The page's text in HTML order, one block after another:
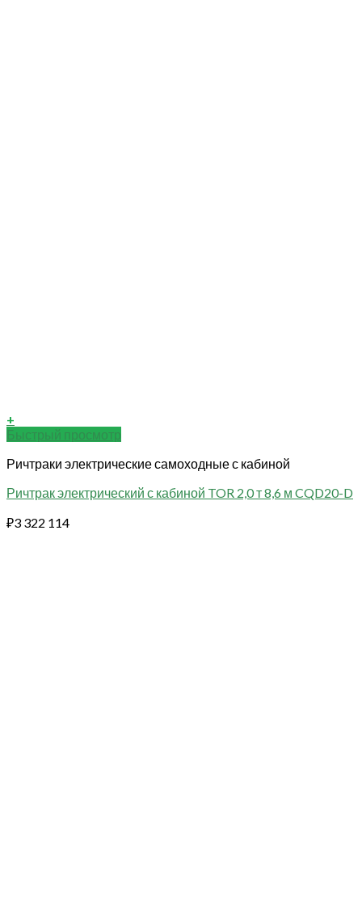
+
Быстрый просмотр
Ричтраки электрические самоходные с кабиной
Ричтрак электрический с кабиной TOR 2,0 т 8,6 м CQD20-D
₽3 322 114